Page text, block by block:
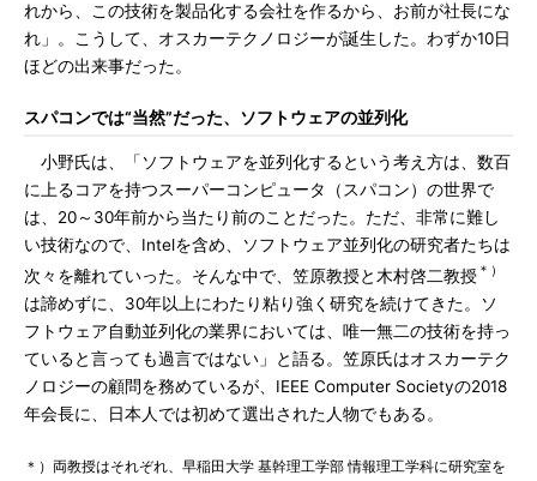
れから、この技術を製品化する会社を作るから、お前が社長にな
れ」。こうして、オスカーテクノロジーが誕生した。わずか10日
ほどの出来事だった。
スパコンでは“当然”だった、ソフトウェアの並列化
小野氏は、「ソフトウェアを並列化するという考え方は、数百
に上るコアを持つスーパーコンピュータ（スパコン）の世界で
は、20～30年前から当たり前のことだった。ただ、非常に難し
い技術なので、Intelを含め、ソフトウェア並列化の研究者たちは
次々を離れていった。そんな中で、笠原教授と木村啓二教授 ＊）
は諦めずに、30年以上にわたり粘り強く研究を続けてきた。ソ
フトウェア自動並列化の業界においては、唯一無二の技術を持っ
ていると言っても過言ではない」と語る。笠原氏はオスカーテク
ノロジーの顧問を務めているが、IEEE Computer Societyの2018
年会長に、日本人では初めて選出された人物でもある。
＊）両教授はそれぞれ、早稲田大学 基幹理工学部 情報理工学科に研究室を